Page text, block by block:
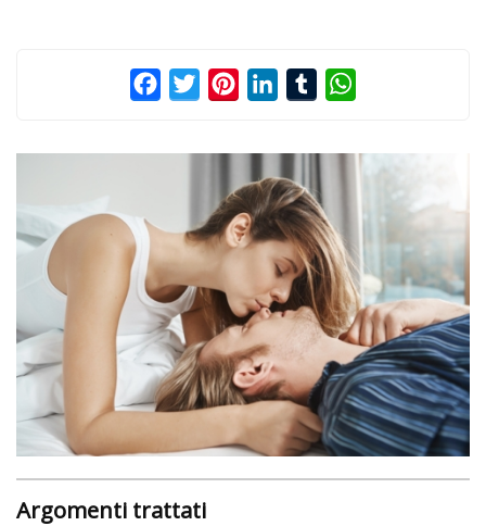
FacebookTwitterPinterestLinkedInTumblr
Argomenti trattati